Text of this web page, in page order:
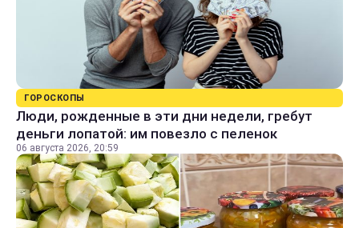
ГОРОСКОПЫ
Люди, рожденные в эти дни недели, гребут
деньги лопатой: им повезло с пеленок
06 августа 2026, 20:59